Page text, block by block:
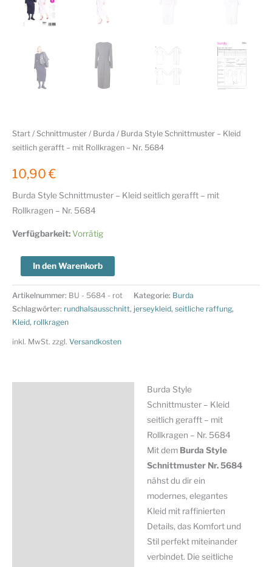
Start / Schnittmuster / Burda / Burda Style Schnittmuster – Kleid
seitlich gerafft – mit Rollkragen – Nr. 5684
10,90€
Burda Style Schnittmuster – Kleid seitlich gerafft – mit
Rollkragen – Nr. 5684
Verfügbarkeit:Vorrätig
Burda
Style
Schnittmuster
-
Kleid
seitlich
mit
In den Warenkorb
Artikelnummer: BU - 5684 - rot Kategorie: Burda
Schlagwörter: rundhalsausschnitt, jerseykleid, seitliche raffung,
Kleid, rollkragen
inkl. MwSt. zzgl. Versandkosten
Burda Style
Schnittmuster – Kleid
seitlich gerafft – mit
Rollkragen – Nr. 5684
Mit dem Burda Style
Schnittmuster Nr. 5684
nähst du dir ein
modernes, elegantes
Kleid mit raffinierten
Details, das Komfort und
Stil perfekt miteinander
verbindet. Die seitliche